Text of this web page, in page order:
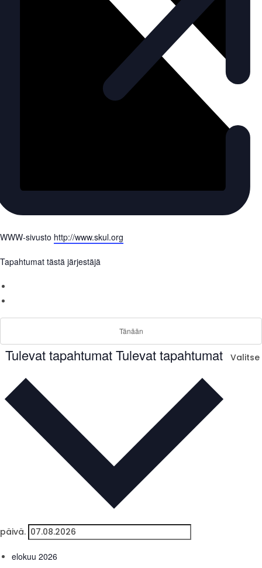
WWW-sivusto http://www.skul.org
Tapahtumat tästä järjestäjä
Tänään
Tulevat tapahtumatTulevat tapahtumat Valitse
päivä.
elokuu 2026